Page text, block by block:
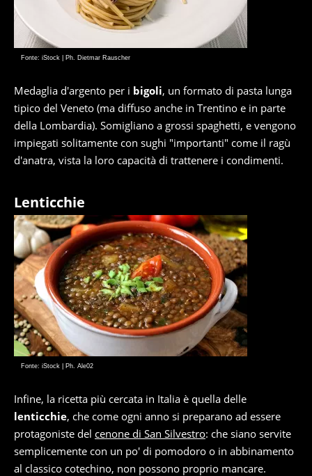
Fonte: iStock | Ph. Dietmar Rauscher
Medaglia d'argento per i bigoli, un formato di pasta lunga
tipico del Veneto (ma diffuso anche in Trentino e in parte
della Lombardia). Somigliano a grossi spaghetti, e vengono
impiegati solitamente con sughi "importanti" come il ragù
d'anatra, vista la loro capacità di trattenere i condimenti.
Lenticchie
Fonte: iStock | Ph. Ale02
Infine, la ricetta più cercata in Italia è quella delle
lenticchie, che come ogni anno si preparano ad essere
protagoniste del cenone di San Silvestro: che siano servite
semplicemente con un po' di pomodoro o in abbinamento
al classico cotechino, non possono proprio mancare.